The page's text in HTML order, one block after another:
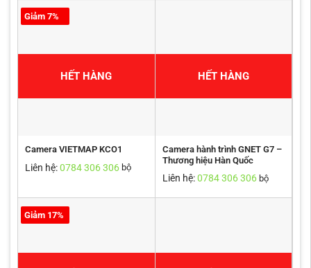
Giảm 7%
HẾT HÀNG
Camera VIETMAP KCO1
Liên hệ:0784 306 306 bộ
HẾT HÀNG
Camera hành trình GNET G7 –
Thương hiệu Hàn Quốc
Liên hệ:0784 306 306bộ
Giảm 17%